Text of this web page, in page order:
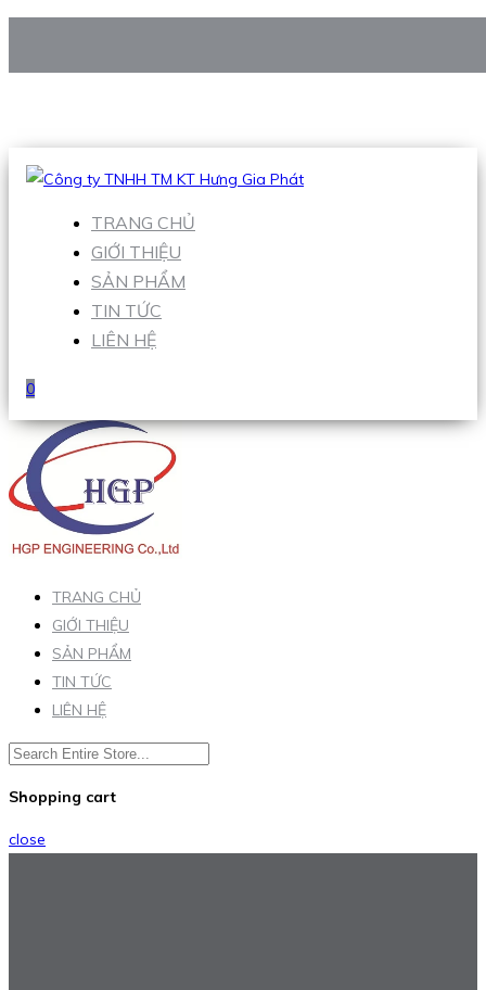
Hotline:0938 906 663
TRANG CHỦ
GIỚI THIỆU
SẢN PHẨM
TIN TỨC
LIÊN HỆ
0
TRANG CHỦ
GIỚI THIỆU
SẢN PHẨM
TIN TỨC
LIÊN HỆ
Shopping cart
close